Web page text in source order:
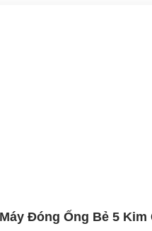
Máy Đóng Ống Bẻ 5 Kim